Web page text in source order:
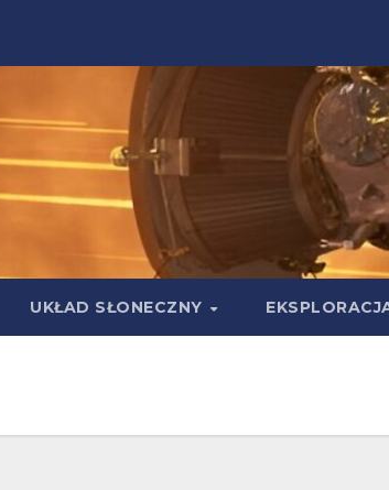
UKŁAD SŁONECZNY